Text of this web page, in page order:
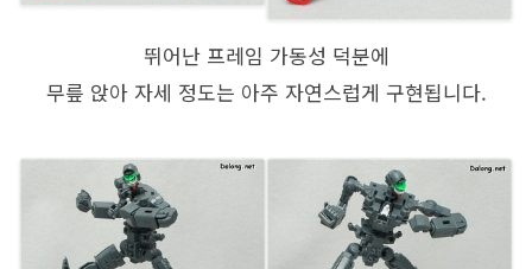
뛰어난 프레임 가동성 덕분에
무릎 앉아 자세 정도는 아주 자연스럽게 구현됩니다.